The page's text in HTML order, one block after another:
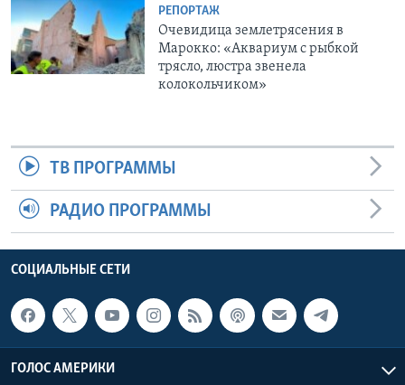
РЕПОРТАЖ
Очевидица землетрясения в
Марокко: «Аквариум с рыбкой
трясло, люстра звенела
колокольчиком»
ТВ ПРОГРАММЫ
РАДИО ПРОГРАММЫ
СОЦИАЛЬНЫЕ СЕТИ
ГОЛОС АМЕРИКИ